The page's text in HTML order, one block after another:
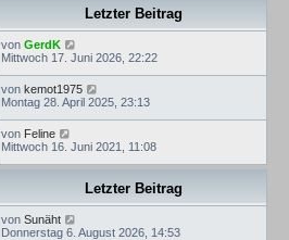
Letzter Beitrag
von GerdK
Mittwoch 17. Juni 2026, 22:22
von kemot1975
Montag 28. April 2025, 23:13
von Feline
Mittwoch 16. Juni 2021, 11:08
Letzter Beitrag
von Sunäht
Donnerstag 6. August 2026, 14:53